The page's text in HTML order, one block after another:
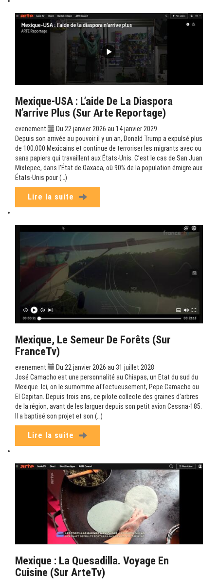
Mexique-USA : L’aide De La Diaspora
N’arrive Plus (sur Arte Reportage)
evenement
Du 22 janvier 2026 au 14 janvier 2029
Depuis son arrivée au pouvoir il y un an, Donald Trump a expulsé plus
de 100.000 Mexicains et continue de terroriser les migrants avec ou
sans papiers qui travaillent aux États-Unis. C’est le cas de San Juan
Mixtepec, dans l’État de Oaxaca, où 90% de la population émigre aux
États-Unis pour (…)
Lire la suite
Mexique, Le Semeur De Forêts (sur
FranceTv)
evenement
Du 22 janvier 2026 au 31 juillet 2028
José Camacho est une personnalité au Chiapas, un Etat du sud du
Mexique. Ici, on le surnomme affectueusement, Pepe Camacho ou
El Capitan. Depuis trois ans, ce pilote collecte des graines d’arbres
de la région, avant de les larguer depuis son petit avion Cessna-185.
Il a baptisé son projet et son (…)
Lire la suite
Mexique : La Quesadilla. Voyage En
Cuisine (sur ArteTv)